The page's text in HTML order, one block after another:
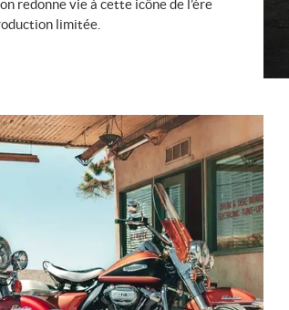
redonne vie à cette icône de l’ère
limitée.